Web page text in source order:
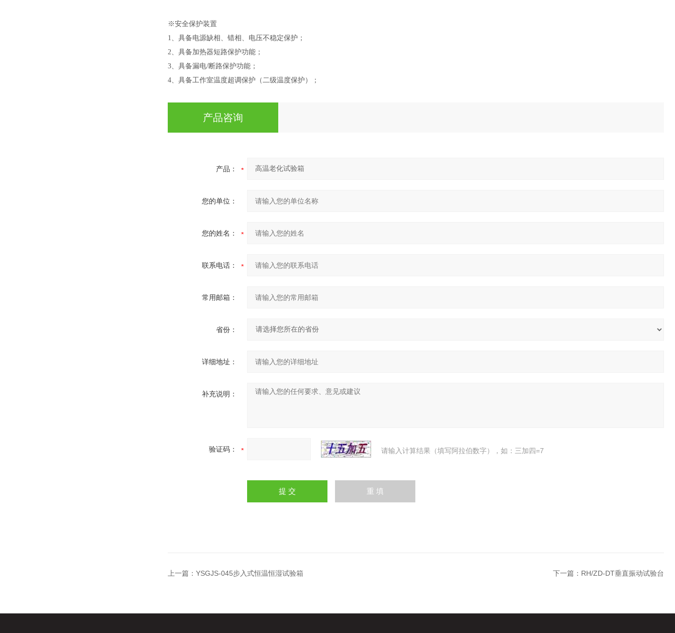
※安全保护装置
1、具备电源缺相、错相、电压不稳定保护；
2、具备加热器短路保护功能；
3、具备漏电/断路保护功能；
4、具备工作室温度超调保护（二级温度保护）；
产品咨询
产品：
您的单位：
您的姓名：
联系电话：
常用邮箱：
省份：
详细地址：
补充说明：
验证码： 请输入计算结果（填写阿拉伯数字），如：三加四=7
上一篇： YSGJS-045步入式恒温恒湿试验箱 下一篇： RH/ZD-DT垂直振动试验台